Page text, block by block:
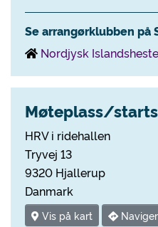
Se arrangørklubben på
Nordjysk
Møteplass/
HRV i ridehallen
Tryvej 13
9320 Hjallerup
Danmark
Vis på kart